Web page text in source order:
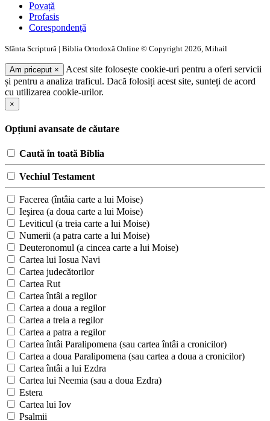
Povață
Profasis
Corespondență
Sfânta Scriptură | Biblia Ortodoxă Online © Copyright 2026, Mihail
Am priceput ×
Acest site folosește cookie-uri pentru a oferi servicii
și pentru a analiza traficul. Dacă folosiți acest site, sunteți de acord
cu utilizarea cookie-urilor.
×
Opțiuni avansate de căutare
Caută în toată Biblia
Vechiul Testament
Facerea (întâia carte a lui Moise)
Ieşirea (a doua carte a lui Moise)
Leviticul (a treia carte a lui Moise)
Numerii (a patra carte a lui Moise)
Deuteronomul (a cincea carte a lui Moise)
Cartea lui Iosua Navi
Cartea judecătorilor
Cartea Rut
Cartea întâi a regilor
Cartea a doua a regilor
Cartea a treia a regilor
Cartea a patra a regilor
Cartea întâi Paralipomena (sau cartea întâi a cronicilor)
Cartea a doua Paralipomena (sau cartea a doua a cronicilor)
Cartea întâi a lui Ezdra
Cartea lui Neemia (sau a doua Ezdra)
Estera
Cartea lui Iov
Psalmii